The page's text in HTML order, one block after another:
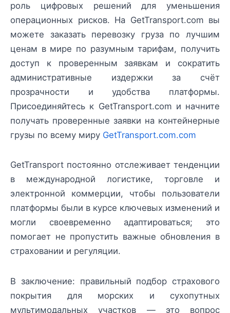
роль цифровых решений для уменьшения
операционных рисков. На GetTransport.com вы
можете заказать перевозку груза по лучшим
ценам в мире по разумным тарифам, получить
доступ к проверенным заявкам и сократить
административные издержки за счёт
прозрачности и удобства платформы.
Присоединяйтесь к GetTransport.com и начните
получать проверенные заявки на контейнерные
грузы по всему миру GetTransport.com.com
GetTransport постоянно отслеживает тенденции
в международной логистике, торговле и
электронной коммерции, чтобы пользователи
платформы были в курсе ключевых изменений и
могли своевременно адаптироваться; это
помогает не пропустить важные обновления в
страховании и регуляции.
В заключение: правильный подбор страхового
покрытия для морских и сухопутных
мультимодальных участков — это вопрос